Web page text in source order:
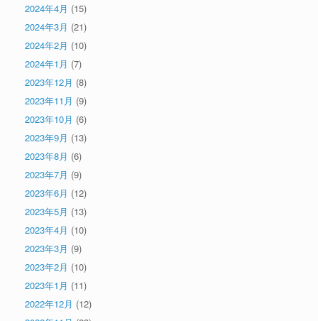
2024年4月 (15)
2024年3月 (21)
2024年2月 (10)
2024年1月 (7)
2023年12月 (8)
2023年11月 (9)
2023年10月 (6)
2023年9月 (13)
2023年8月 (6)
2023年7月 (9)
2023年6月 (12)
2023年5月 (13)
2023年4月 (10)
2023年3月 (9)
2023年2月 (10)
2023年1月 (11)
2022年12月 (12)